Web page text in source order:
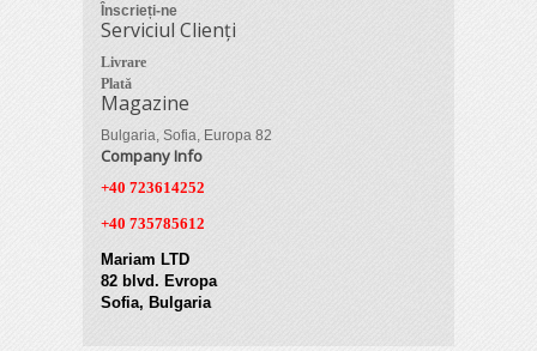
Înscrieți-ne
Serviciul Clienți
Livrare
Plată
Magazine
Bulgaria, Sofia, Europa 82
Company Info
+40 723614252
+40 735785612
Mariam LTD
82 blvd. Evropa
Sofia, Bulgaria